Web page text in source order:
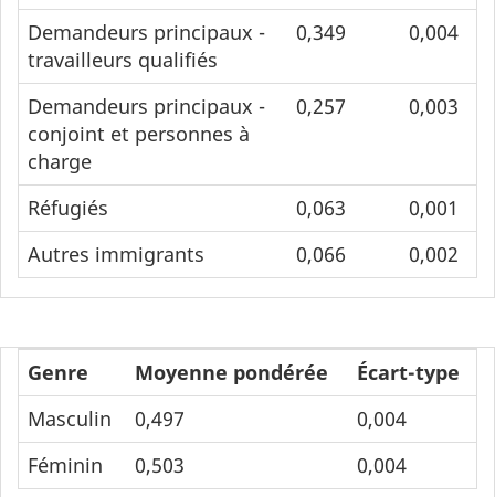
Demandeurs principaux -
travailleurs qualifiés
0,349 0,004
Demandeurs principaux -
conjoint et personnes à
charge
0,257 0,003
Réfugiés 0,063
0,001
Autres immigrants
0,066 0,002
Genre Moyenne pondérée
Écart-type
Masculin
0,497
0,004
Féminin
0,503 0,004